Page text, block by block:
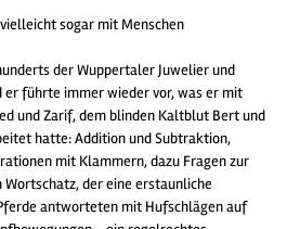
sogar mit Menschen
der Wuppertaler Juwelier und
führte immer wieder vor, was er mit
und Zarif, dem blinden Kaltblut Bert und
hatte: Addition und Subtraktion,
mit Klammern, dazu Fragen zur
der eine erstaunliche
antworteten mit Hufschlägen auf